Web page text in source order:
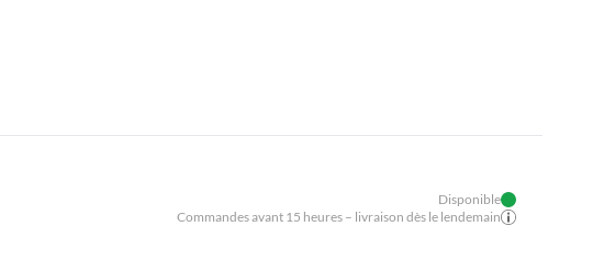
Disponible
Commandes avant 15 heures – livraison dès le lendemain